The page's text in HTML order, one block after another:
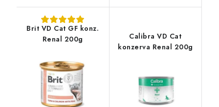
Brit VD Cat GF konz.
Renal 200g
Calibra VD Cat
konzerva Renal 200g